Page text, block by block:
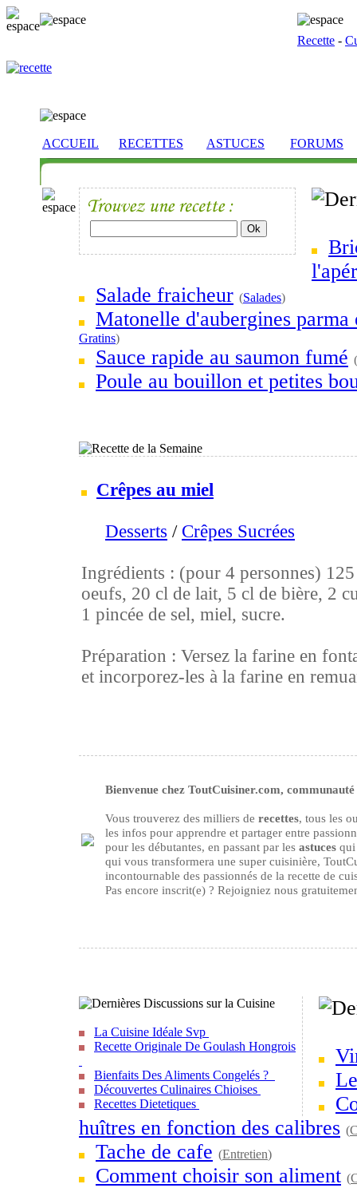
Recette -
ACCUEIL RECETTES ASTUCES FORUMS
Salade fraicheur (Salades)
Matonelle d'aubergines
Gratins)
Sauce rapide au saumon fumé (
Poule au bouillon et petites
Crêpes au miel
Desserts / Crêpes Sucrées
Ingrédients : (pour 4 personnes)
oeufs, 20 cl de lait, 5 cl de bière, 2
1 pincée de sel, miel, sucre.
Préparation : Versez la farine en
et incorporez-les à la farine en
Bienvenue chez ToutCuisiner.com, communauté
Vous trouverez des milliers de recettes, tous les
les infos pour apprendre et partager entre
pour les débutantes, en passant par les astuces qui
qui vous transformera une super cuisinière,
incontournable des passionnés de la recette de
Pas encore inscrit(e) ? Rejoigniez nous
La Cuisine Idéale Svp
Recette Originale De Goulash Hongrois
Bienfaits Des Aliments Congelés ?
Découvertes Culinaires Chioises
Recettes Dietetiques
huîtres en fonction des calibres (
Tache de cafe (Entretien)
Comment choisir son aliment (